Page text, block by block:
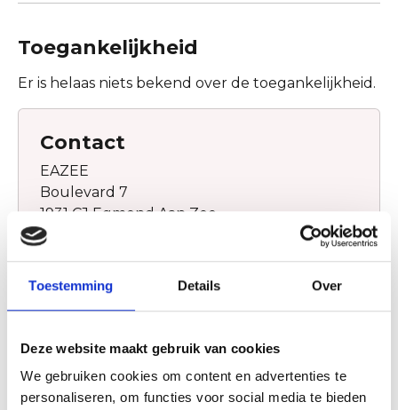
Toestemming Details Over
Deze website maakt gebruik van cookies
We gebruiken cookies om content en advertenties te
personaliseren, om functies voor social media te bieden
Toegankelijkheid
Er is helaas niets bekend over de toegankelijkheid.
Contact
EAZEE
Boulevard 7
1931 CJ Egmond Aan Zee
info@eazee.nl
Website